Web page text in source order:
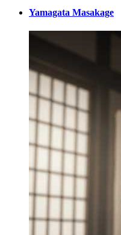
Yamagata Masakage